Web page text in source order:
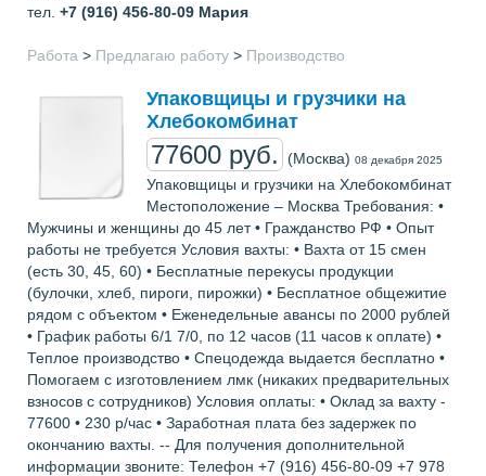
тел. +7 (916) 456-80-09 Мария
Работа > Предлагаю работу > Производство
Упаковщицы и грузчики на
Хлебокомбинат
77600 руб. (Москва) 08 декабря 2025
Упаковщицы и грузчики на Хлебокомбинат
Местоположение – Москва Требования: •
Мужчины и женщины до 45 лет • Гражданство РФ • Опыт
работы не требуется Условия вахты: • Вахта от 15 смен
(есть 30, 45, 60) • Бесплатные перекусы продукции
(булочки, хлеб, пироги, пирожки) • Бесплатное общежитие
рядом с объектом • Еженедельные авансы по 2000 рублей
• График работы 6/1 7/0, по 12 часов (11 часов к оплате) •
Теплое производство • Спецодежда выдается бесплатно •
Помогаем с изготовлением лмк (никаких предварительных
взносов с сотрудников) Условия оплаты: • Оклад за вахту -
77600 • 230 р/час • Заработная плата без задержек по
окончанию вахты. -- Для получения дополнительной
информации звоните: Телефон +7 (916) 456-80-09 +7 978